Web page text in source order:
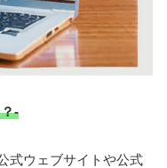
-
式ウェブサイトや公式